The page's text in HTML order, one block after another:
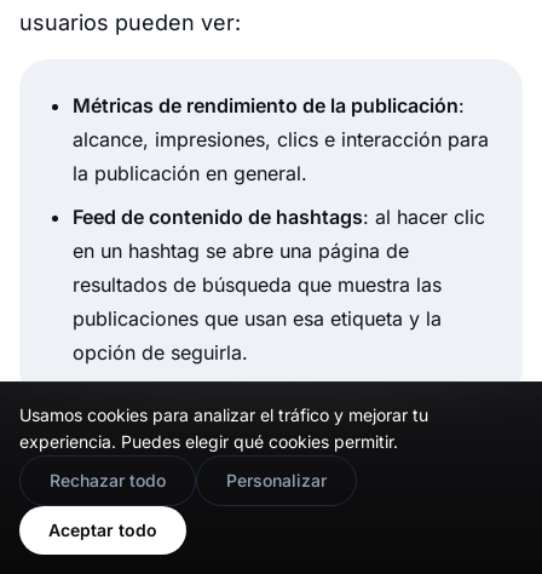
usuarios pueden ver:
Métricas de rendimiento de la publicación:
alcance, impresiones, clics e interacción para
la publicación en general.
Feed de contenido de hashtags: al hacer clic
en un hashtag se abre una página de
resultados de búsqueda que muestra las
publicaciones que usan esa etiqueta y la
opción de seguirla.
Usamos cookies para analizar el tráfico y mejorar tu
experiencia. Puedes elegir qué cookies permitir.
Rechazar todo
Personalizar
Aceptar todo
🇬🇧 Would you prefer this site in English?
View in English